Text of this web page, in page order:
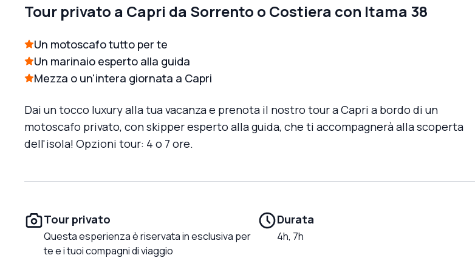
Tour privato a Capri da Sorrento o Costiera con Itama 38
Un motoscafo tutto per te
Un marinaio esperto alla guida
Mezza o un'intera giornata a Capri
Dai un tocco luxury alla tua vacanza e prenota il nostro tour a Capri a bordo di un
motoscafo privato, con skipper esperto alla guida, che ti accompagnerà alla scoperta
dell'isola! Opzioni tour: 4 o 7 ore.
Tour privato
Questa esperienza è riservata in esclusiva per
te e i tuoi compagni di viaggio
Durata
4h, 7h